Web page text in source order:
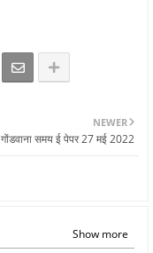
NEWER
गोंडवाना समय ई पेपर 27 मई 2022
Show more